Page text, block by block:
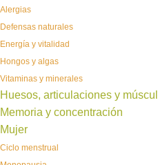
Alergias
Defensas naturales
Energía y vitalidad
Hongos y algas
Vitaminas y minerales
Huesos, articulaciones y
Memoria y concentración
Mujer
Ciclo menstrual